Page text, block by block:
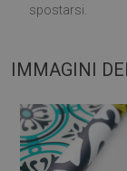
spostarsi.
IMMAGINI